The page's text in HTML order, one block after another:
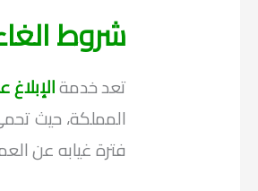
شروط
تعد خدمة
المملكة، حيث
فترة غيابه عن